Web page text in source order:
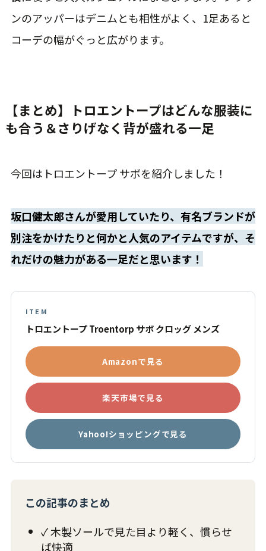
ンのアッパーはデニムとも相性がよく、1足あると
コーデの幅がぐっと広がります。
【まとめ】トロエントープはどんな服装に
も合う＆さりげなく背が盛れる一足
今回はトロエントープ サボを紹介しました！
坂口健太郎さんが愛用していたり、有名ブランドが
別注をかけたりと何かと人気のアイテムですが、そ
れだけの魅力がある一足だと思います！
ITEM
トロエントープ Troentorp サボ クロッグ メンズ
Amazonで見る
楽天市場で見る
Yahoo!ショッピングで見る
この記事のまとめ
✓ 木製ソールで見た目より軽く、慣らせ
ば快適